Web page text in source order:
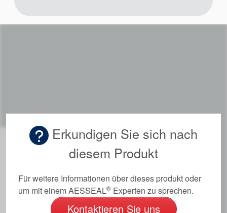
Erkundigen Sie sich nach
diesem Produkt
Für weitere Informationen über dieses produkt oder
um mit einem AESSEAL® Experten zu sprechen.
Kontaktieren Sie uns